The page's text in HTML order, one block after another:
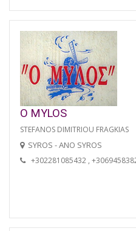
O MYLOS
STEFANOS DIMITRIOU FRAGKIAS
SYROS - ANO SYROS
+302281085432 ,